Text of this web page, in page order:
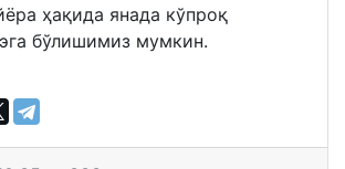
ҳақида янада кўпроқ
бўлишимиз мумкин.